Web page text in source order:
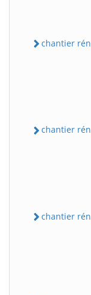
chantier
chantier
chantier